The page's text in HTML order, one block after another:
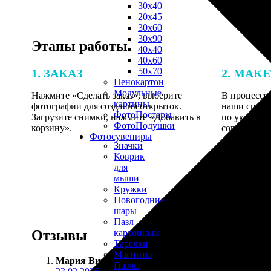
30х40
20х45
30х60
30х90
40х40
40х60
50х70
Пенокартон
Модульные
картины
ФотоПостеры
ФотоПодушки
Фотоcувениры
Значки
Коврик
для
мыши
Кружки
Новогодние
шары
Пазл
картонный
Тарелки
Магниты
Пазлы
Этапы работы
1. ЗАКАЗ
Нажмите «Сделать заказ», выберите
фотографии для создания открыток.
Загрузите снимки, нажмите «Добавить в
корзину».
2.
В процессе
наши
по
Отзывы
Мария Вишневская :